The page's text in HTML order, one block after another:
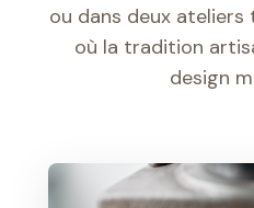
ou dans deux ateliers
où la tradition
design